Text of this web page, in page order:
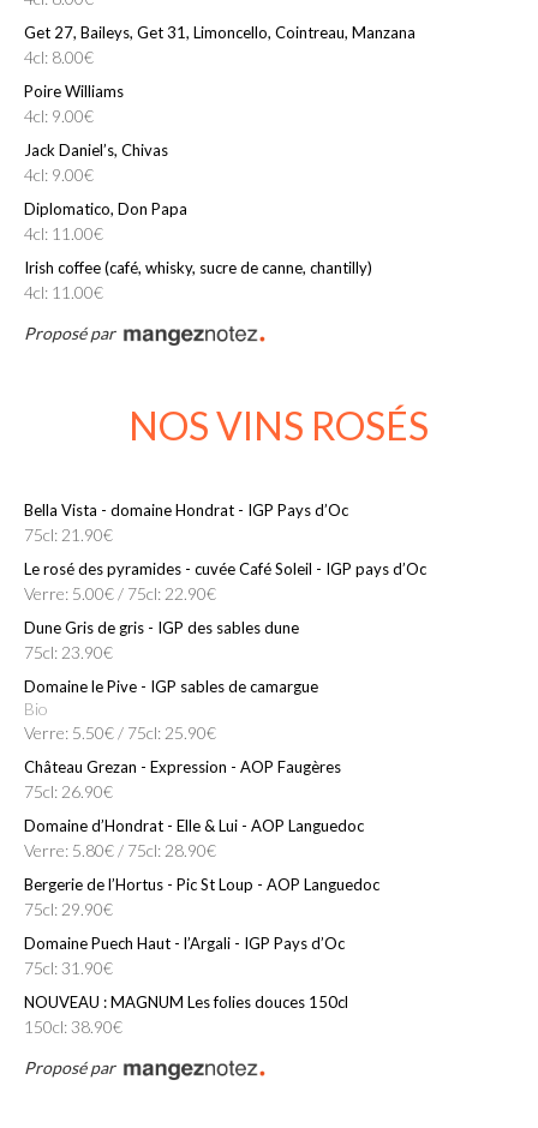
Get 27, Baileys, Get 31, Limoncello, Cointreau, Manzana
4cl: 8.00€
Poire Williams
4cl: 9.00€
Jack Daniel’s, Chivas
4cl: 9.00€
Diplomatico, Don Papa
4cl: 11.00€
Irish coffee (café, whisky, sucre de canne, chantilly)
4cl: 11.00€
Proposé par
NOS VINS ROSÉS
Bella Vista - domaine Hondrat - IGP Pays d’Oc
75cl: 21.90€
Le rosé des pyramides - cuvée Café Soleil - IGP pays d’Oc
Verre: 5.00€ / 75cl: 22.90€
Dune Gris de gris - IGP des sables dune
75cl: 23.90€
Domaine le Pive - IGP sables de camargue
Bio
Verre: 5.50€ / 75cl: 25.90€
Château Grezan - Expression - AOP Faugères
75cl: 26.90€
Domaine d’Hondrat - Elle & Lui - AOP Languedoc
Verre: 5.80€ / 75cl: 28.90€
Bergerie de l’Hortus - Pic St Loup - AOP Languedoc
75cl: 29.90€
Domaine Puech Haut - l’Argali - IGP Pays d’Oc
75cl: 31.90€
NOUVEAU : MAGNUM Les folies douces 150cl
150cl: 38.90€
Proposé par